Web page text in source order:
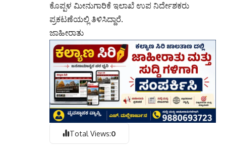
ಕೊಪ್ಪಳ ಮೀನುಗಾರಿಕೆ ಇಲಾಖೆ ಉಪ ನಿರ್ದೇಶಕರು
ಪ್ರಕಟಣೆಯಲ್ಲಿ ತಿಳಿಸಿದ್ದಾರೆ.
ಜಾಹೀರಾತು
Total Views:0